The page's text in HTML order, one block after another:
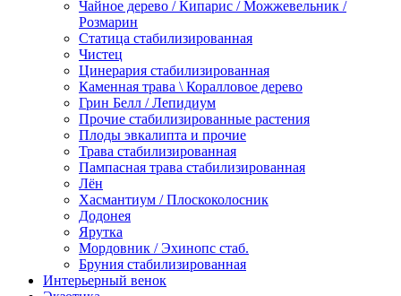
Чайное дерево / Кипарис / Можжевельник /
Розмарин
Статица стабилизированная
Чистец
Цинерария стабилизированная
Каменная трава \ Коралловое дерево
Грин Белл / Лепидиум
Прочие стабилизированные растения
Плоды эвкалипта и прочие
Трава стабилизированная
Пампасная трава стабилизированная
Лён
Хасмантиум / Плоскоколосник
Додонея
Ярутка
Мордовник / Эхинопс стаб.
Бруния стабилизированная
Интерьерный венок